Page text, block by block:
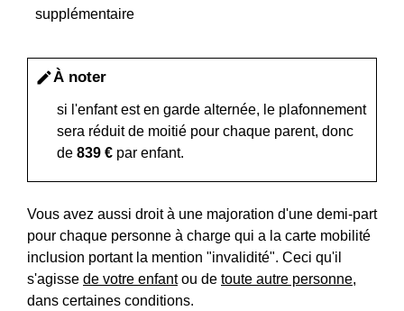
supplémentaire
editÀ noter
si l'enfant est en garde alternée, le plafonnement
sera réduit de moitié pour chaque parent, donc
de 839 € par enfant.
Vous avez aussi droit à une majoration d'une demi-part
pour chaque personne à charge qui a la carte mobilité
inclusion portant la mention "invalidité". Ceci qu'il
s'agisse de votre enfantou de toute autre personne,
dans certaines conditions.